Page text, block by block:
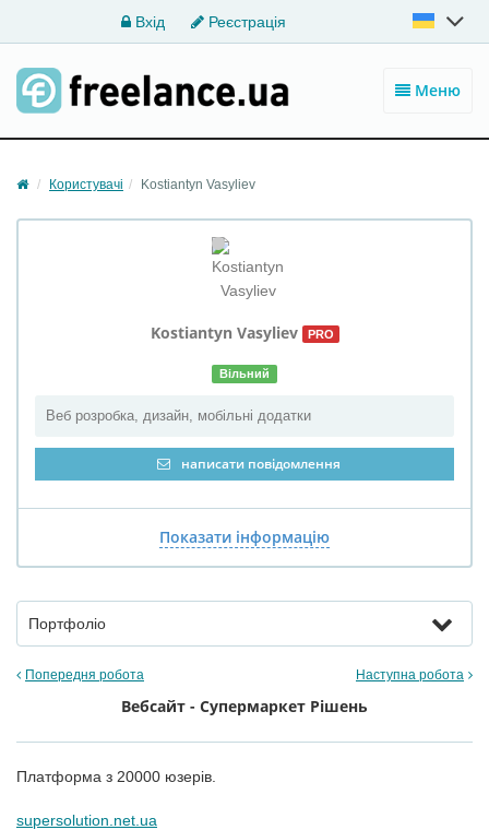
Вхід Реєстрація
Меню
Користувачі Kostiantyn Vasyliev
Kostiantyn Vasyliev PRO
Вільний
Веб розробка, дизайн, мобільні додатки
написати повідомлення
Показати інформацію
Портфоліо
Попередня робота Наступна робота
Вебсайт - Супермаркет Рішень
Платформа з 20000 юзерів.
supersolution.net.ua